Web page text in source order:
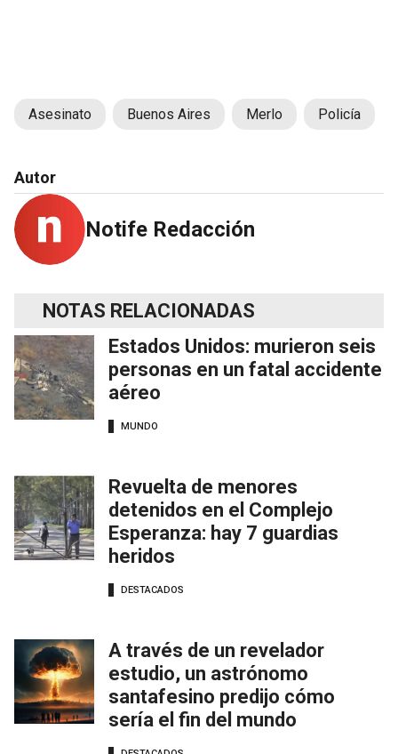
Asesinato Buenos Aires Merlo Policía
Autor
Notife Redacción
NOTAS RELACIONADAS
Estados Unidos: murieron seis
personas en un fatal accidente
aéreo
MUNDO
Revuelta de menores
detenidos en el Complejo
Esperanza: hay 7 guardias
heridos
DESTACADOS
A través de un revelador
estudio, un astrónomo
santafesino predijo cómo
sería el fin del mundo